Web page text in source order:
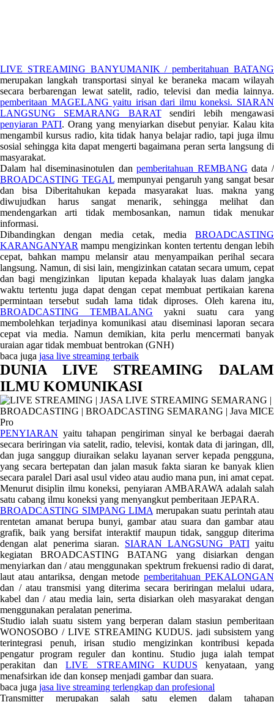
LIVE STREAMING BANYUMANIK / pemberitahuan BATANG
merupakan langkah transportasi sinyal ke beraneka macam wilayah
secara berbarengan lewat satelit, radio, televisi dan media lainnya.
pemberitaan MAGELANG yaitu irisan dari ilmu koneksi. SIARAN
LANGSUNG SEMARANG BARATsendiri lebih mengawasi
penyiaran PATI. Orang yang menyiarkan disebut penyiar. Kalau kita
mengambil kursus radio, kita tidak hanya belajar radio, tapi juga ilmu
sosial sehingga kita dapat mengerti bagaimana peran serta langsung di
masyarakat.
Dalam hal diseminasinotulen danpemberitahuan REMBANG data /
BROADCASTING TEGALmempunyai pengaruh yang sangat besar
dan bisa Diberitahukan kepada masyarakat luas. makna yang
diwujudkan harus sangat menarik, sehingga melihat dan
mendengarkan arti tidak membosankan, namun tidak menukar
informasi.
Dibandingkan dengan media cetak, media BROADCASTING
KARANGANYAR mampu mengizinkan konten tertentu dengan lebih
cepat, bahkan mampu melansir atau menyampaikan perihal secara
langsung. Namun, di sisi lain, mengizinkan catatan secara umum, cepat
dan bagi mengizinkan liputan kepada khalayak luas dalam jangka
waktu tertentu juga dapat dengan cepat membuat pertikaian karena
permintaan tersebut sudah lama tidak diproses. Oleh karena itu,
BROADCASTING TEMBALANG yakni suatu cara yang
membolehkan terjadinya komunikasi atau diseminasi laporan secara
cepat via media. Namun demikian, kita perlu mencermati banyak
uraian agar tidak membuat bentrokan (GNH)
baca juga jasa live streaming terbaik
DUNIA LIVE STREAMING DALAM
ILMU KOMUNIKASI
PENYIARAN yaitu tahapan pengiriman sinyal ke berbagai daerah
secara beriringan via satelit, radio, televisi, kontak data di jaringan, dll,
dan juga sanggup diuraikan selaku layanan server kepada pengguna,
yang secara bertepatan dan jalan masuk fakta siaran ke banyak klien
secara paralel Dari asal usul video atau audio mana pun, ini amat cepat.
Menurut disiplin ilmu koneksi, penyiaran AMBARAWA adalah salah
satu cabang ilmu koneksi yang menyangkut pemberitaan JEPARA.
BROADCASTING SIMPANG LIMA merupakan suatu perintah atau
rentetan amanat berupa bunyi, gambar atau suara dan gambar atau
grafik, baik yang bersifat interaktif maupun tidak, sanggup diterima
dengan alat penerima siaran. SIARAN LANGSUNG PATIyaitu
kegiatan BROADCASTING BATANG yang disiarkan dengan
menyiarkan dan / atau menggunakan spektrum frekuensi radio di darat,
laut atau antariksa, dengan metodepemberitahuan PEKALONGAN
dan / atau transmisi yang diterima secara beriringan melalui udara,
kabel dan / atau media lain, serta disiarkan oleh masyarakat dengan
menggunakan peralatan penerima.
Studio ialah suatu sistem yang berperan dalam stasiun pemberitaan
WONOSOBO / LIVE STREAMING KUDUS. jadi subsistem yang
terintegrasi penuh, irisan studio mengizinkan kontribusi kepada
pengatur program reguler dan kontinu. Studio juga ialah tempat
perakitan danLIVE STREAMING KUDUS kenyataan, yang
menafsirkan ide dan konsep menjadi gambar dan suara.
baca juga jasa live streaming terlengkap dan profesional
Transmitter merupakan salah satu elemen dalam tahapan